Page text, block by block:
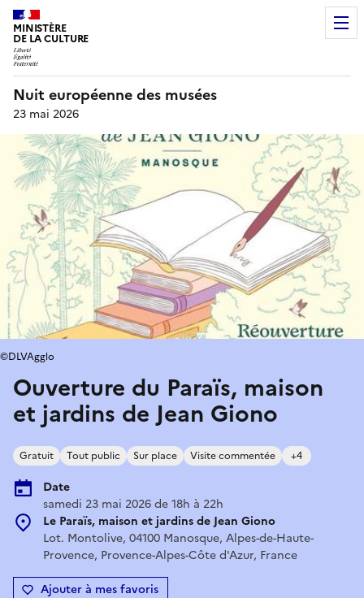
MINISTÈRE
DE LA CULTURE
Nuit européenne des musées
23 mai 2026
Ouverture du Paraïs, maison
et jardins de Jean Giono
Gratuit Tout public Sur place Visite commentée +4
Date
samedi 23 mai 2026 de 18h à 22h
Le Paraïs, maison et jardins de Jean Giono
Lot. Montolive, 04100 Manosque, Alpes-de-Haute-
Provence, Provence-Alpes-Côte d'Azur, France
Ajouter à mes favoris
©DLVAgglo